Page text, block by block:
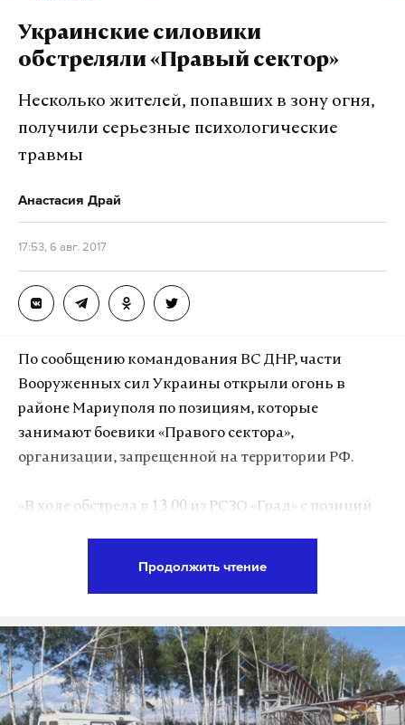
Украинские силовики
обстреляли «Правый сектор»
Несколько жителей, попавших в зону огня,
получили серьезные психологические
травмы
Анастасия Драй
17:53, 6 авг. 2017
По сообщению командования ВС ДНР, части
Вооруженных сил Украины открыли огонь в
районе Мариуполя по позициям, которые
занимают боевики «Правого сектора»,
организации, запрещенной на территории РФ.
«В ходе обстрела в 13.00 из РСЗО «Град» с позиций
Пищевик на Мариупольском направлении,
выпущено 40 ракет. После этого в течение часа
артиллерия 59-й отдельной мотострелковой
бригады двенадцатью снарядами калибра 152 мм
Продолжить чтение